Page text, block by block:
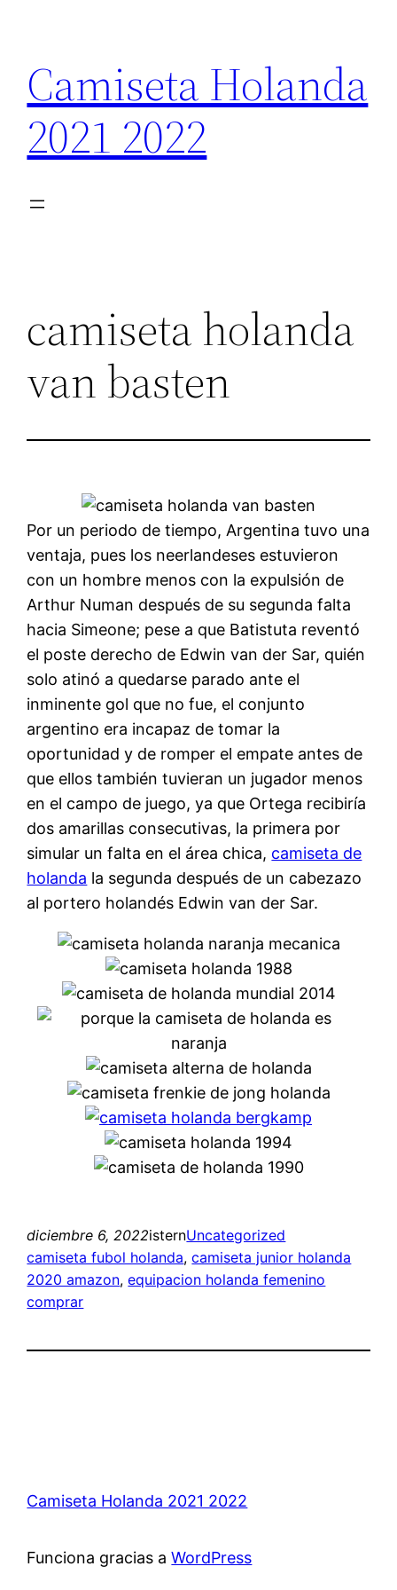
contenido
Camiseta Holanda
2021 2022
camiseta holanda
van basten
Por un periodo de tiempo, Argentina tuvo una
ventaja, pues los neerlandeses estuvieron
con un hombre menos con la expulsión de
Arthur Numan después de su segunda falta
hacia Simeone; pese a que Batistuta reventó
el poste derecho de Edwin van der Sar, quién
solo atinó a quedarse parado ante el
inminente gol que no fue, el conjunto
argentino era incapaz de tomar la
oportunidad y de romper el empate antes de
que ellos también tuvieran un jugador menos
en el campo de juego, ya que Ortega recibiría
dos amarillas consecutivas, la primera por
simular un falta en el área chica, camiseta de
holanda la segunda después de un cabezazo
al portero holandés Edwin van der Sar.
diciembre 6, 2022isternUncategorized
camiseta fubol holanda, camiseta junior holanda
2020 amazon, equipacion holanda femenino
comprar
Camiseta Holanda 2021 2022
Funciona gracias aWordPress